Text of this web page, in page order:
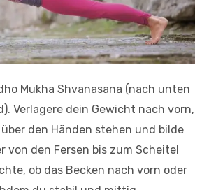
Mukha Shvanasana (nach unten
Verlagere dein Gewicht nach vorn,
den Händen stehen und bilde
von den Fersen bis zum Scheitel
ob das Becken nach vorn oder